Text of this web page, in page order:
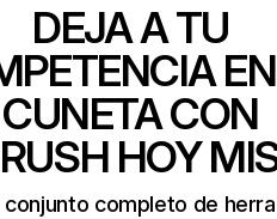
DEJA A TU
CUNETA CON
HOY
conjunto completo de